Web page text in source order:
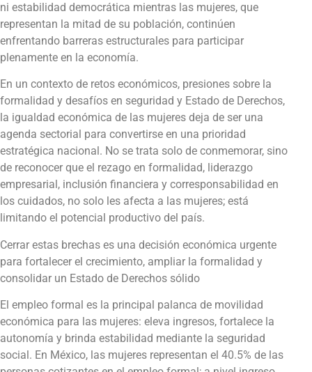
ni estabilidad democrática mientras las mujeres, que
representan la mitad de su población, continúen
enfrentando barreras estructurales para participar
plenamente en la economía.
En un contexto de retos económicos, presiones sobre la
formalidad y desafíos en seguridad y Estado de Derechos,
la igualdad económica de las mujeres deja de ser una
agenda sectorial para convertirse en una prioridad
estratégica nacional. No se trata solo de conmemorar, sino
de reconocer que el rezago en formalidad, liderazgo
empresarial, inclusión financiera y corresponsabilidad en
los cuidados, no solo les afecta a las mujeres; está
limitando el potencial productivo del país.
Cerrar estas brechas es una decisión económica urgente
para fortalecer el crecimiento, ampliar la formalidad y
consolidar un Estado de Derechos sólido
El empleo formal es la principal palanca de movilidad
económica para las mujeres: eleva ingresos, fortalece la
autonomía y brinda estabilidad mediante la seguridad
social. En México, las mujeres representan el 40.5% de las